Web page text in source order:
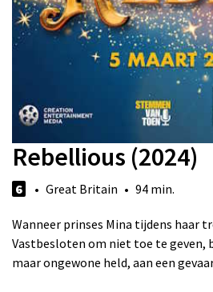
Rebellious (2024)
6 • Great Britain • 94 min.
Wanneer prinses Mina tijdens haar
Vastbesloten om niet toe te geven,
maar ongewone held, aan een